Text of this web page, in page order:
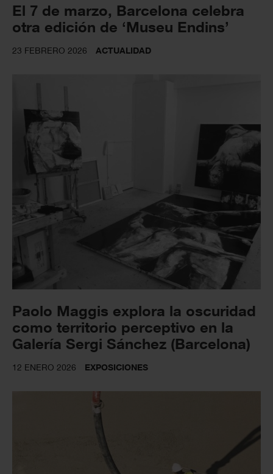
El 7 de marzo, Barcelona celebra
otra edición de ‘Museu Endins’
23 FEBRERO 2026 ACTUALIDAD
Paolo Maggis explora la oscuridad
como territorio perceptivo en la
Galería Sergi Sánchez (Barcelona)
12 ENERO 2026 EXPOSICIONES